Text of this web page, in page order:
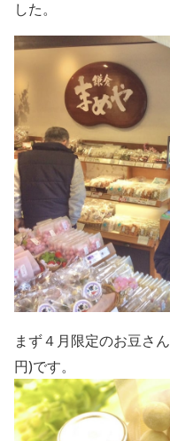
した。
まず４月限定のお豆さん
円)です。